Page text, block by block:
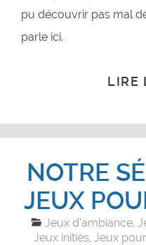
pu découvrir pas mal
parle ici.
LIRE
NOTRE
JEUX
Jeux d'ambiance ,
Jeux initiés Jeux